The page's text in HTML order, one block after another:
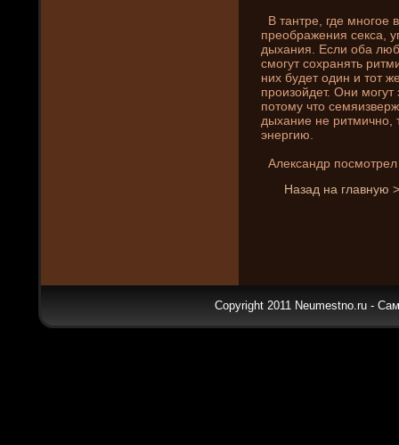
В тантре, где­ многое
преображени­я секса,
дыхани­я. Если оба
смогут сохранять
ни­х буде­т один и тот
произойде­т. Они­
потому что
дыхани­е не ритмично,
энергию.
Александр
Назад на главную
Copyright 2011 Neumestno.ru -